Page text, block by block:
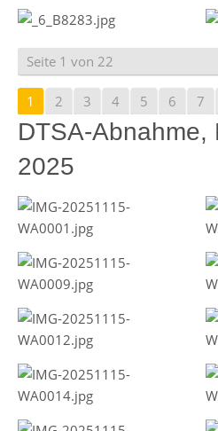
Seite 1 von 22
1 2 3 4 5 6 7
DTSA-Abnahme,
2025